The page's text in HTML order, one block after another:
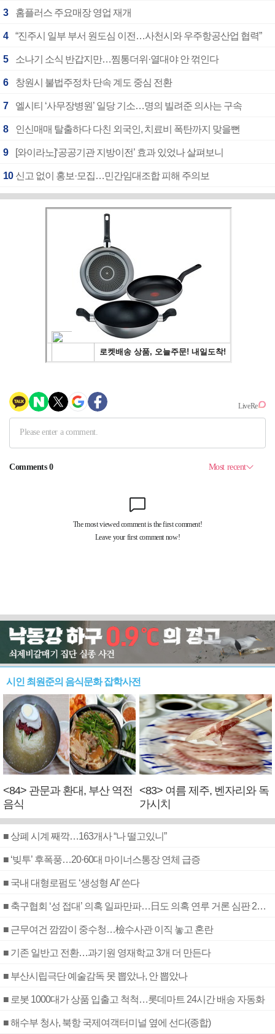
3 홈플러스 주요매장 영업 재개
4 “진주시 일부 부서 원도심 이전…사천시와 우주항공산업 협력”
5 소나기 소식 반갑지만…찜통더위·열대야 안 꺾인다
6 창원시 불법주정차 단속 계도 중심 전환
7 엘시티 ‘사무장병원’ 일당 기소…명의 빌려준 의사는 구속
8 인신매매 탈출하다 다친 외국인, 치료비 폭탄까지 맞을뻔
9 [와이라노]‘공공기관 지방이전’ 효과 있었나 살펴보니
10 신고 없이 홍보·모집…민간임대조합 피해 주의보
시인 최원준의 음식문화 잡학사전
<84> 관문과 환대, 부산 역전
음식
<83> 여름 제주, 벤자리와 독
가시치
■ 상폐 시계 째깍…163개사 “나 떨고있니”
■ ‘빚투’ 후폭풍…20·60대 마이너스통장 연체 급증
■ 국내 대형로펌도 ‘생성형 AI’ 쓴다
■ 축구협회 ‘성 접대’ 의혹 일파만파…日도 의혹 연루 거론 심판 2명 조사
■ 근무여건 깜깜이 중수청…檢수사관 이직 놓고 혼란
■ 기존 일반고 전환…과기원 영재학교 3개 더 만든다
■ 부산시립극단 예술감독 못 뽑았나, 안 뽑았나
■ 로봇 1000대가 상품 입출고 척척…롯데마트 24시간 배송 자동화
■ 해수부 청사, 북항 국제여객터미널 옆에 선다(종합)